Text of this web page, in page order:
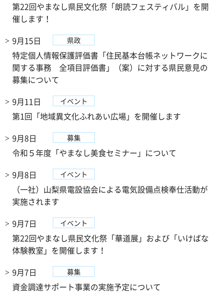
第22回やまなし県民文化祭「朗読フェスティバル」を開
催します！
9月15日
県政
特定個人情報保護評価書「住民基本台帳ネットワークに
関する事務 全項目評価書」（案）に対する県民意見の
募集について
9月11日
イベント
第1回「地域異文化ふれあい広場」を開催します
9月8日
募集
令和５年度「やまなし美食セミナー」について
9月8日
イベント
（一社）山梨県電設協会による電気設備点検奉仕活動が
実施されます
9月7日
イベント
第22回やまなし県民文化祭「華道展」および「いけばな
体験教室」を開催します！
9月7日
募集
資金調達サポート事業の実施予定について